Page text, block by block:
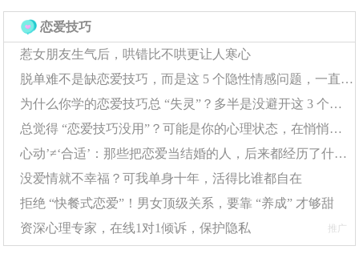
就好比我开头举的朋友的例子，这个朋友虽然长得丑，但
是非常的风趣，即便是我，还有很多的同性朋友，都非常
乐于跟他聊天玩耍，他总能够给你很好的心情，以至于你
忘记他这张丑脸，慢慢地喜欢这个人。说到这你不得不承
认，看脸的女生比起看脸的男生来说，简直少太多了。你
今天要是换一个女生，她长得很丑，然后可以把你逗得很
开心，有另外一种魅力，你可能会欣赏，但还是很难做她
男朋友。但妹子是可以的。或者说可以的女生比可以的男
生是要多很多的。
恋爱技巧
惹女朋友生气后，哄错比不哄更让人寒心
脱单难不是缺恋爱技巧，而是这 5 个隐性情感问题，一直在 “挡桃花”
为什么你学的恋爱技巧总 “失灵”？多半是没避开这 3 个隐形误区
总觉得 “恋爱技巧没用”？可能是你的心理状态，在悄悄拖后腿
心动’≠‘合适’：那些把恋爱当结婚的人，后来都经历了什么？
没爱情就不幸福？可我单身十年，活得比谁都自在
拒绝 “快餐式恋爱”！男女顶级关系，要靠 “养成” 才够甜
资深心理专家，在线1对1倾诉，保护隐私
推广